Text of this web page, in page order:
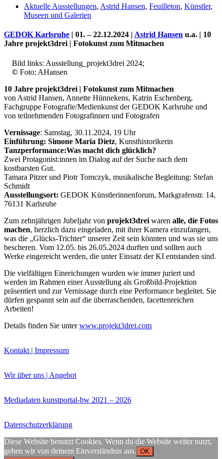
Uli Rothfuss
Buchtipps von Prof. Uli Rothfuss
Buchbesprechungen von Harald Schwiers
Haralds Streifzüge
Kunstausflüge mit Sigrid Balke
Buchtipps von Uli Rothfuss
Hausbesuche
Aktuelle Ausstellungen, Astrid Hansen, Feuilleton, Künstler,
Museen und Galerien
GEDOK Karlsruhe | 01. – 22.12.2024 | Astrid Hansen u.a. | 10
Jahre projekt3drei | Fotokunst zum Mitmachen
Bild links: Ausstellung_projekt3drei 2024;
© Foto: AHansen
10 Jahre projekt3drei | Fotokunst zum Mitmachen
von Astrid Hansen, Annette Hünnekens, Katrin Eschenberg,
Fachgruppe Fotografie/Medienkunst der GEDOK Karlsruhe und
von teilnehmenden Fotografinnen und Fotografen
Vernissage: Samstag, 30.11.2024, 19 Uhr
Einführung: Simone Maria Dietz, Kunsthistorikerin
Tanzperformance:Was macht dich glücklich?
Zwei Protagonist:innen im Dialog auf der Suche nach dem
kostbarsten Gut.
Tamara Pitzer und Piotr Tomczyk, musikalische Begleitung: Stefan
Schmidt
Ausstellungsort: GEDOK Künstlerinnenforum, Markgrafenstr. 14,
76131 Karlsruhe
Zum zehnjährigen Jubeljahr von projekt3drei waren alle, die Fotos
machen, herzlich dazu eingeladen, mit ihrer Kamera einzufangen,
was die „Glücks-Trichter“ unserer Zeit sein könnten und was sie uns
bescheren. Vom 12.05. bis 26.05.2024 durften und sollten auch
Werke eingereicht werden, die unter Einsatz der KI entstanden sind.
Die vielfältigen Einreichungen wurden wie immer juriert und
werden im Rahmen einer Ausstellung als Großbild-Projektion
präsentiert und zur Vernissage durch eine Performance begleitet. Sie
dürfen gespannt sein auf die überraschenden, facettenreichen
Arbeiten!
Details finden Sie unterwww.projekt3drei.com
Kontakt | Impressum
Wir über uns | Angebot
Mediadaten kunstportal-bw 2021 – 2026
Datenschutzerklärung
Diese Website benutzt Cookies. Wenn du die Website weiter nutzt,
gehen wir von deinem Einverständnis aus. OK